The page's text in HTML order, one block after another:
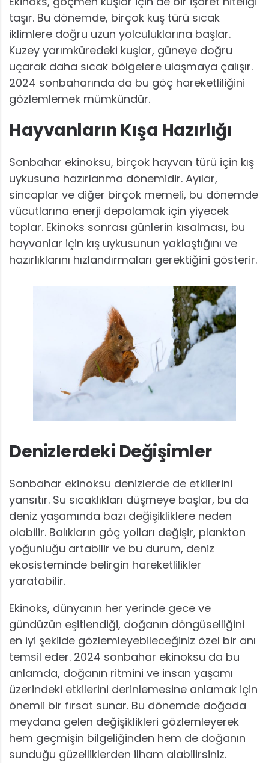
taşır. Bu dönemde, birçok kuş türü sıcak
iklimlere doğru uzun yolculuklarına başlar.
Kuzey yarımküredeki kuşlar, güneye doğru
uçarak daha sıcak bölgelere ulaşmaya çalışır.
2024 sonbaharında da bu göç hareketliliğini
gözlemlemek mümkündür.
Hayvanların Kışa Hazırlığı
Sonbahar ekinoksu, birçok hayvan türü için kış
uykusuna hazırlanma dönemidir. Ayılar,
sincaplar ve diğer birçok memeli, bu dönemde
vücutlarına enerji depolamak için yiyecek
toplar. Ekinoks sonrası günlerin kısalması, bu
hayvanlar için kış uykusunun yaklaştığını ve
hazırlıklarını hızlandırmaları gerektiğini gösterir.
Denizlerdeki Değişimler
Sonbahar ekinoksu denizlerde de etkilerini
yansıtır. Su sıcaklıkları düşmeye başlar, bu da
deniz yaşamında bazı değişikliklere neden
olabilir. Balıkların göç yolları değişir, plankton
yoğunluğu artabilir ve bu durum, deniz
ekosisteminde belirgin hareketlilikler
yaratabilir.
Ekinoks, dünyanın her yerinde gece ve
gündüzün eşitlendiği, doğanın döngüselliğini
en iyi şekilde gözlemleyebileceğiniz özel bir anı
temsil eder. 2024 sonbahar ekinoksu da bu
anlamda, doğanın ritmini ve insan yaşamı
üzerindeki etkilerini derinlemesine anlamak için
önemli bir fırsat sunar. Bu dönemde doğada
meydana gelen değişiklikleri gözlemleyerek
hem geçmişin bilgeliğinden hem de doğanın
sunduğu güzelliklerden ilham alabilirsiniz.